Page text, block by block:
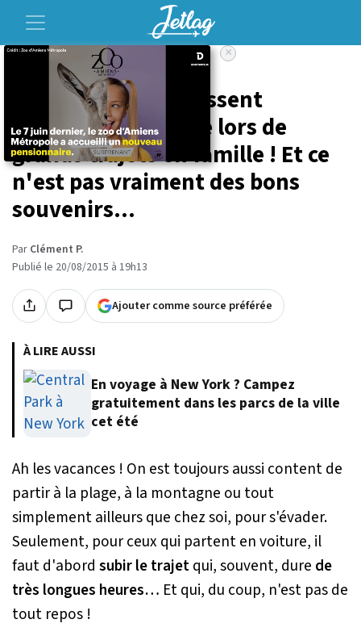
Voyage
10 choses qui se passent
toujours en voiture lors de
grands trajets en famille ! Et ce
n'est pas vraiment des bons
souvenirs...
Par Clément P.
Publié le 20/08/2015 à 19h13
Ajouter comme source préférée
À LIRE AUSSI
En voyage à New York ? Campez
gratuitement dans les parcs de la ville
cet été
Ah les vacances ! On est toujours aussi content de
partir à la plage, à la montagne ou tout
simplement ailleurs que chez soi, pour s'évader.
Seulement, pour ceux qui partent en voiture, il
faut d'abord subir le trajetqui, souvent, dure de
très longues heures… Et qui, du coup, n'est pas de
tout repos !
×